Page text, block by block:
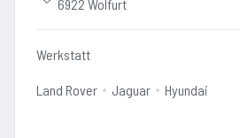
6922 Wolfurt
Werkstatt
Land Rover Jaguar Hyundai